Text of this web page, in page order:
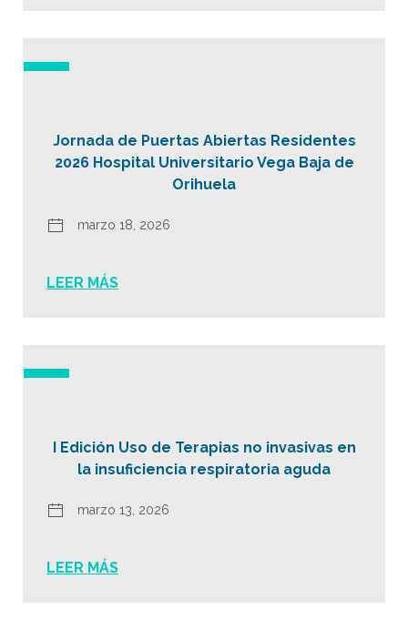
Jornada de Puertas Abiertas Residentes
2026 Hospital Universitario Vega Baja de
Orihuela
marzo 18, 2026
LEER MÁS
I Edición Uso de Terapias no invasivas en
la insuficiencia respiratoria aguda
marzo 13, 2026
LEER MÁS